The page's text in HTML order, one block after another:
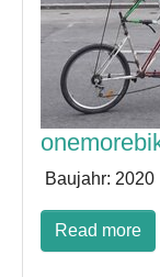
Baujahr: 2020
Read more